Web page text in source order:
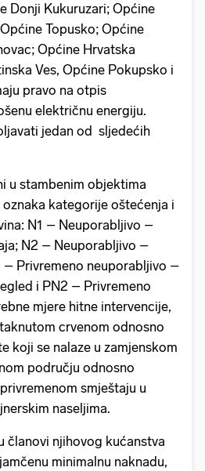
Donji Kukuruzari; Općine
Topusko; Općine
Općine Hrvatska
Ves, Općine Pokupsko i
pravo na otpis
električnu energiju.
jedan od sljedećih
u stambenim objektima
kategorije oštećenja i
N1 – Neuporabljivo –
N2 – Neuporabljivo –
– Privremeno neuporabljivo –
i PN2 – Privremeno
mjere hitne intervencije,
crvenom odnosno
koji se nalaze u zamjenskom
području odnosno
smještaju u
naseljima.
članovi njihovog kućanstva
minimalnu naknadu,